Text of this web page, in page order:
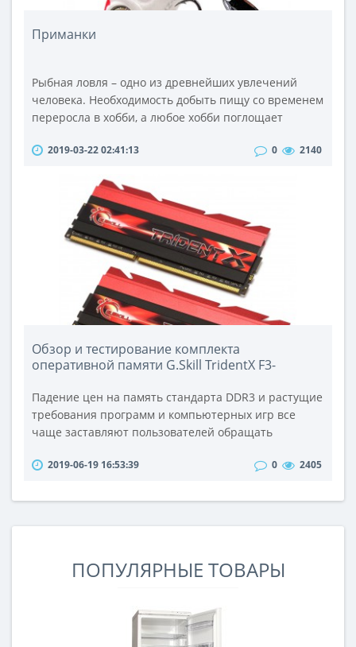
Приманки
Рыбная ловля – одно из древнейших увлечений
человека. Необходимость добыть пищу со временем
переросла в хобби, а любое хобби поглощает
времени и средств. Но, как говорится: "Охота пуще
необходимы различные снасти, в том числе и
приманки для рыбы. Их существует огромное
множество.Изделия можно классифицировать по..
2019-03-22 02:41:13 0 2140
Обзор и тестирование комплекта
оперативной памяти G.Skill TridentX F3-
Падение цен на память стандарта DDR3 и растущие
требования программ и компьютерных игр все
чаще заставляют пользователей обращать
позволяют набрать максимальный объем
современными материнскими платами. В начале
2019-06-19 16:53:39 0 2405
ПОПУЛЯРНЫЕ ТОВАРЫ